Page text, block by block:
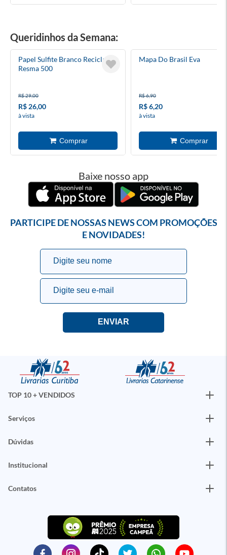
Queridinhos da Semana:
Papel Sulfite Branco Reciclado
Resma 500
R$ 29,00
R$ 26,00
à vista
Mapa Do Brasil Eva
R$ 6,90
R$ 6,20
à vista
Baixe nosso app
PARTICIPE DE NOSSAS NEWS COM PROMOÇÕES
E NOVIDADES!
TOP 10 + VENDIDOS
Serviços
Dúvidas
Institucional
Contatos